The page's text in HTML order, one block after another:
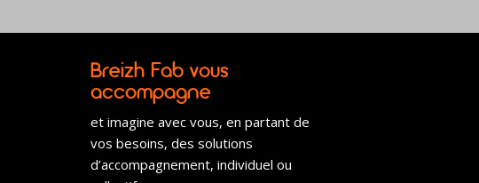
Breizh Fab vous
accompagne
et imagine avec vous, en partant de
vos besoins, des solutions
d’accompagnement, individuel ou